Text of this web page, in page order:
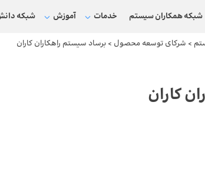
شبکه‌ همکاران سیستم خدمات آموزش شبکه
> شرکای توسعه محصول > برساد سیستم راهکاران کاران
کاران